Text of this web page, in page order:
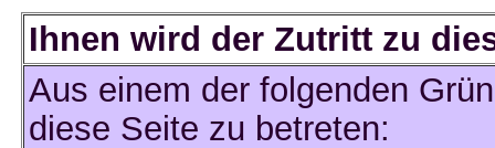
Ihnen wird der Zutritt zu
Aus einem der folgenden
diese Seite zu betreten: